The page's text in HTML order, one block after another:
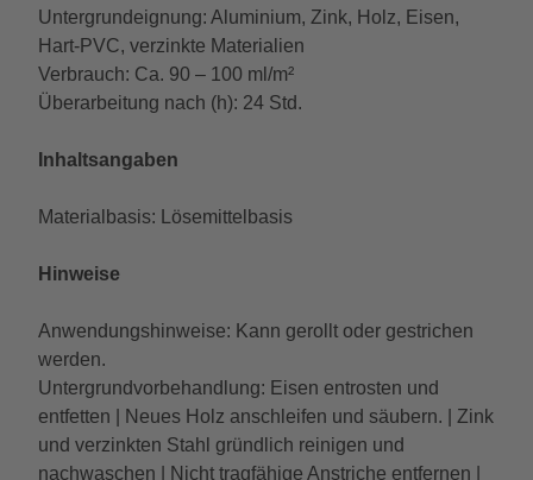
Untergrundeignung: Aluminium, Zink, Holz, Eisen,
Hart-PVC, verzinkte Materialien
Verbrauch: Ca. 90 – 100 ml/m²
Überarbeitung nach (h): 24 Std.
Inhaltsangaben
Materialbasis: Lösemittelbasis
Hinweise
Anwendungshinweise: Kann gerollt oder gestrichen
werden.
Untergrundvorbehandlung: Eisen entrosten und
entfetten | Neues Holz anschleifen und säubern. | Zink
und verzinkten Stahl gründlich reinigen und
nachwaschen | Nicht tragfähige Anstriche entfernen |